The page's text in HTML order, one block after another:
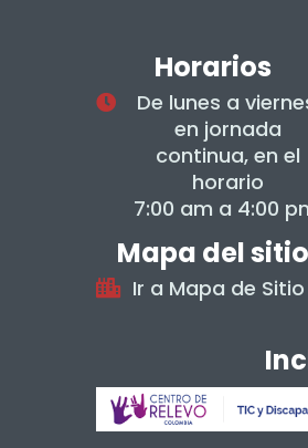
Horarios
De lunes a
en jornada
continua, en el
horario
7:00 am a 4:00
Mapa del sitio
Ir a Mapa de Sitio